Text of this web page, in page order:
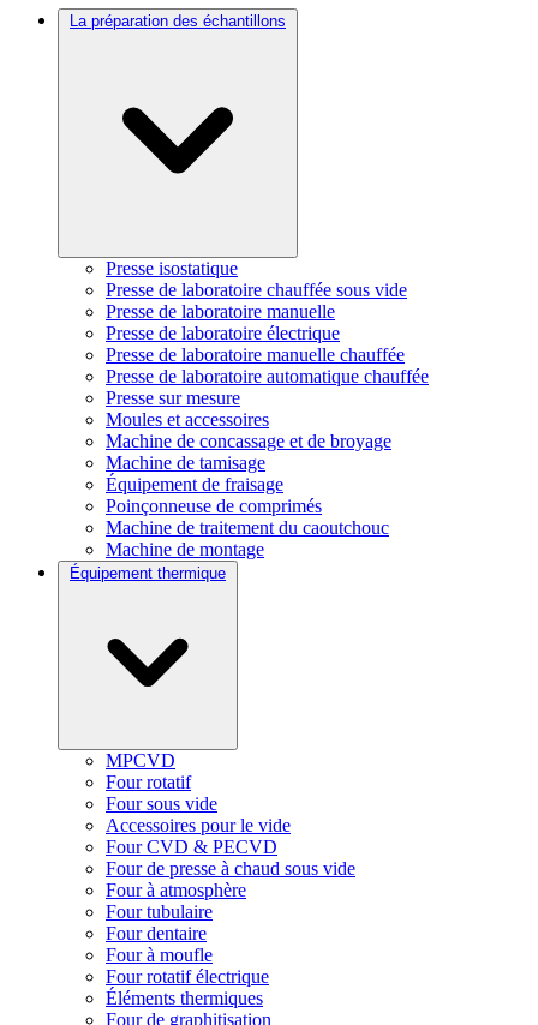
La préparation des échantillons
Presse isostatique
Presse de laboratoire chauffée sous vide
Presse de laboratoire manuelle
Presse de laboratoire électrique
Presse de laboratoire manuelle chauffée
Presse de laboratoire automatique chauffée
Presse sur mesure
Moules et accessoires
Machine de concassage et de broyage
Machine de tamisage
Équipement de fraisage
Poinçonneuse de comprimés
Machine de traitement du caoutchouc
Machine de montage
Équipement thermique
MPCVD
Four rotatif
Four sous vide
Accessoires pour le vide
Four CVD & PECVD
Four de presse à chaud sous vide
Four à atmosphère
Four tubulaire
Four dentaire
Four à moufle
Four rotatif électrique
Éléments thermiques
Four de graphitisation